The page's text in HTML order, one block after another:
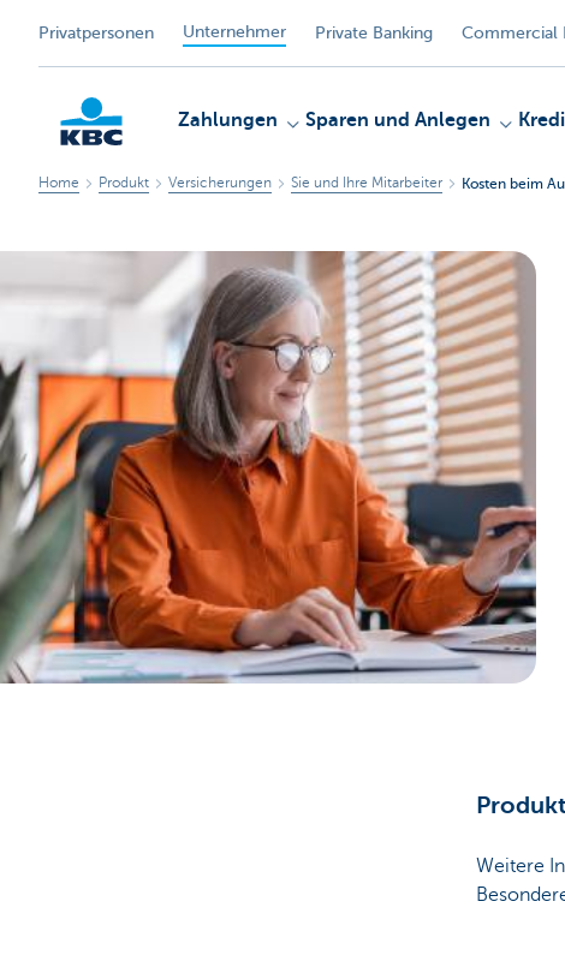
Privatpersonen Unternehmer Private Banking Commercial
KBC
Unternehmer
Zahlungen Sparen und Anlegen
Home Produkt Versicherungen Sie und Ihre Mitarbeiter Kosten beim
Weitere